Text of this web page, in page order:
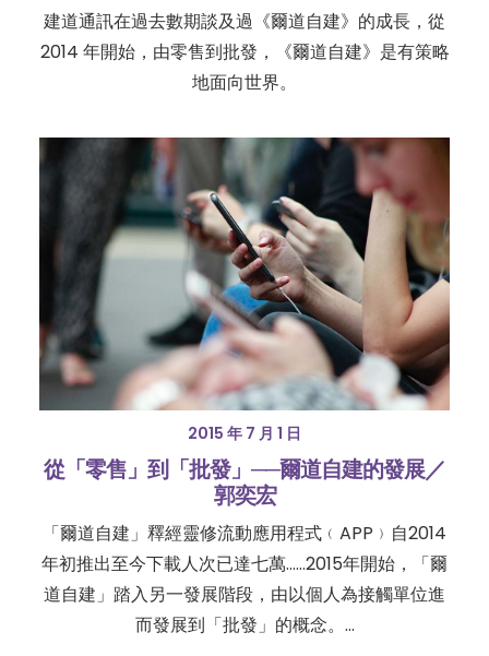
建道通訊在過去數期談及過《爾道自建》的成長，從
2014 年開始，由零售到批發，《爾道自建》是有策略
地面向世界。
2015 年 7 月 1 日
從「零售」到「批發」──爾道自建的發展／
郭奕宏
「爾道自建」釋經靈修流動應用程式﹙APP﹚自2014
年初推出至今下載人次已達七萬……2015年開始，「爾
道自建」踏入另一發展階段，由以個人為接觸單位進
而發展到「批發」的概念。…